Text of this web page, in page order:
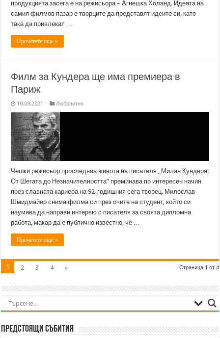
продукцията засега е на режисьора – Агнешка Холанд. Идеята на
самия филмов пазар е творците да представят идеите си, като
така да привлекат …
Прочетете още »
Филм за Кундера ще има премиера в
Париж
10.09.2021 Любопитно
Чешки режисьор проследява живота на писателя „Милан Кундера:
От Шегата до Незначителността” преминава по интересен начин
през славната кариера на 92-годишния сега творец. Милослав
Шмидмайер снима филма си през очите на студент, който си
наумява да направи интервю с писателя за своята дипломна
работа, макар да е публично известно, че …
Прочетете още »
Страница 1 от 4
1 2 3 4 »
Предстоящи събития